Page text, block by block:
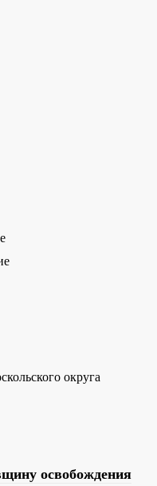
округа
освобождения